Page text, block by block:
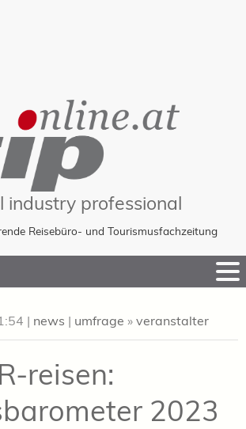
industry professional
Reisebüro- und Tourismusfachzeitung
| news | umfrage » veranstalter
reisen:
2023